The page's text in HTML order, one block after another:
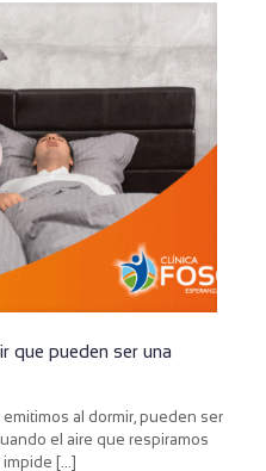
que pueden ser una
al dormir, pueden ser
el aire que respiramos
[…]